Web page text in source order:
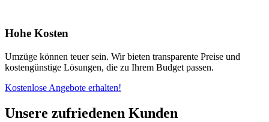
Hohe Kosten
Umzüge können teuer sein. Wir bieten transparente Preise und
kostengünstige Lösungen, die zu Ihrem Budget passen.
Kostenlose Angebote erhalten!
Unsere zufriedenen Kunden